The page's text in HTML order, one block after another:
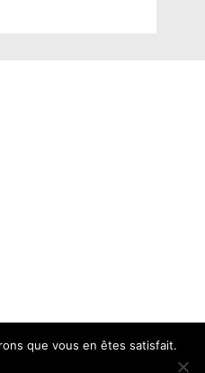
que vous en êtes satisfait.